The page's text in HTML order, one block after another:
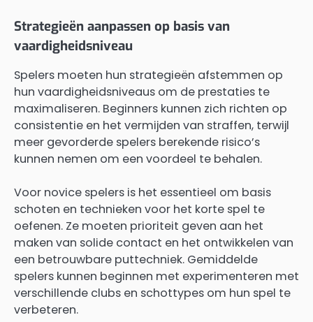
Strategieën aanpassen op basis van
vaardigheidsniveau
Spelers moeten hun strategieën afstemmen op
hun vaardigheidsniveaus om de prestaties te
maximaliseren. Beginners kunnen zich richten op
consistentie en het vermijden van straffen, terwijl
meer gevorderde spelers berekende risico’s
kunnen nemen om een voordeel te behalen.
Voor novice spelers is het essentieel om basis
schoten en technieken voor het korte spel te
oefenen. Ze moeten prioriteit geven aan het
maken van solide contact en het ontwikkelen van
een betrouwbare puttechniek. Gemiddelde
spelers kunnen beginnen met experimenteren met
verschillende clubs en schottypes om hun spel te
verbeteren.